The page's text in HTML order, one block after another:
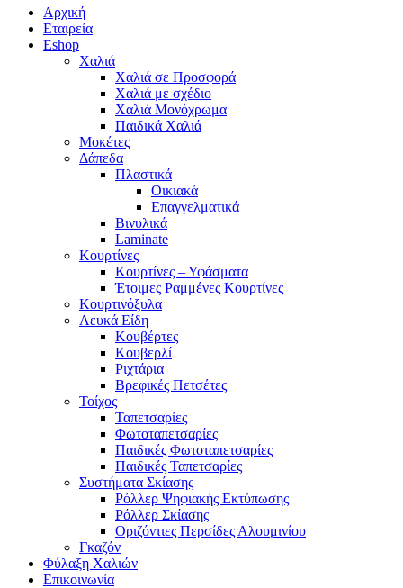
Αρχική
Εταιρεία
Eshop
Χαλιά
Χαλιά σε Προσφορά
Χαλιά με σχέδιο
Χαλιά Μονόχρωμα
Παιδικά Χαλιά
Μοκέτες
Δάπεδα
Πλαστικά
Οικιακά
Επαγγελματικά
Βινυλικά
Laminate
Κουρτίνες
Κουρτίνες – Υφάσματα
Έτοιμες Ραμμένες Κουρτίνες
Κουρτινόξυλα
Λευκά Είδη
Κουβέρτες
Κουβερλί
Ριχτάρια
Βρεφικές Πετσέτες
Τοίχος
Ταπετσαρίες
Φωτοταπετσαρίες
Παιδικές Φωτοταπετσαρίες
Παιδικές Ταπετσαρίες
Συστήματα Σκίασης
Ρόλλερ Ψηφιακής Εκτύπωσης
Ρόλλερ Σκίασης
Οριζόντιες Περσίδες Αλουμινίου
Γκαζόν
Φύλαξη Χαλιών
Επικοινωνία